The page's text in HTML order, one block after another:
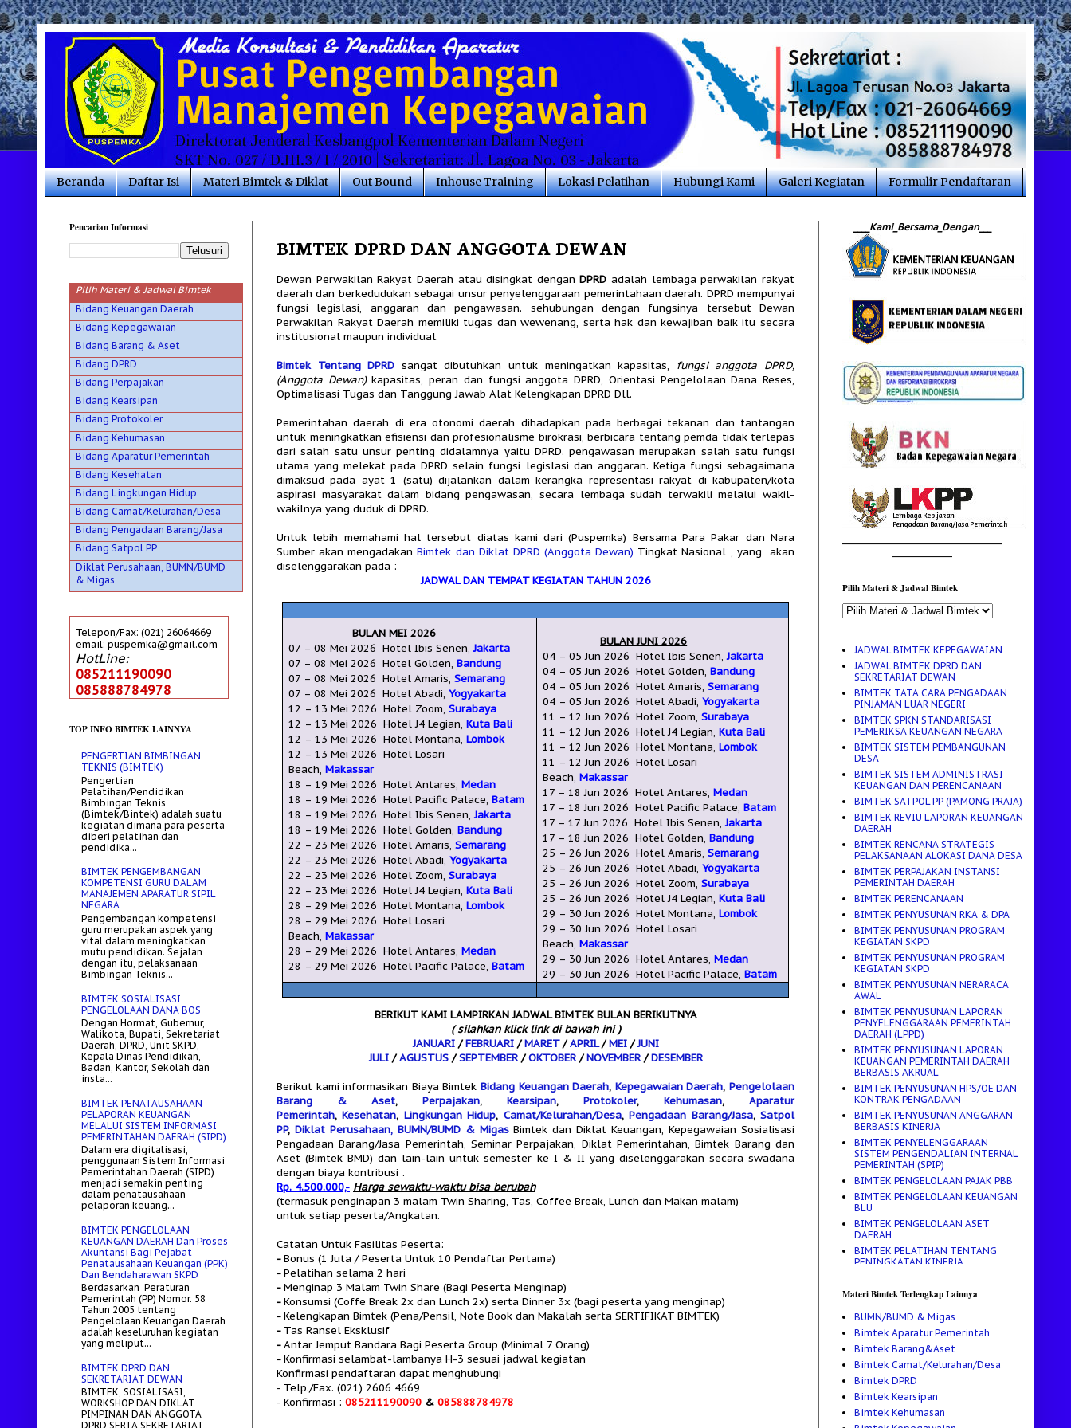
Beranda Daftar Isi Materi Bimtek & Diklat Out Bound Inhouse Training Lokasi Pelatihan Hubungi Kami Galeri Kegiatan Formulir Pendaftaran
BIMTEK DPRD DAN ANGGOTA DEWAN
Dewan Perwakilan Rakyat Daerah atau disingkat denganDPRD adalah lembaga perwakilan rakyat
daerah dan berkedudukan sebagai unsur penyelenggaraan pemerintahaan daerah. DPRD mempunyai
fungsi legislasi, anggaran dan pengawasan. sehubungan dengan fungsinya tersebut Dewan
Perwakilan Rakyat Daerah memiliki tugas dan wewenang, serta hak dan kewajiban baik itu secara
institusional maupun individual.
Bimtek Tentang DPRD sangat dibutuhkan untuk meningatkan kapasitas, fungsi anggota DPRD,
(Anggota Dewan)kapasitas, peran dan fungsi anggota DPRD, Orientasi Pengelolaan Dana Reses,
Optimalisasi Tugas dan Tanggung Jawab Alat Kelengkapan DPRD Dll.
Pemerintahan daerah di era otonomi daerah dihadapkan pada berbagai tekanan dan tantangan
untuk meningkatkan efisiensi dan profesionalisme birokrasi, berbicara tentang pemda tidak terlepas
dari salah satu unsur penting didalamnya yaitu DPRD. pengawasan merupakan salah satu fungsi
utama yang melekat pada DPRD selain fungsi legislasi dan anggaran. Ketiga fungsi sebagaimana
dimaksud pada ayat 1 (satu) dijalankan dalam kerangka representasi rakyat di kabupaten/kota
aspirasi masyarakat dalam bidang pengawasan, secara lembaga sudah terwakili melalui wakil-
wakilnya yang duduk di DPRD.
Untuk lebih memahami hal tersebut diatas kami dari (Puspemka) Bersama Para Pakar dan Nara
Sumber akan mengadakan Bimtek dan Diklat DPRD (Anggota Dewan) Tingkat Nasional , yang akan
diselenggarakan pada :
JADWAL DAN TEMPAT KEGIATAN TAHUN 2026
BULAN MEI 2026
07 –08 Mei 2026Hotel Ibis Senen,Jakarta
07 –08 Mei 2026Hotel Golden,Bandung
07 –08 Mei 2026 Hotel Amaris,Semarang
07 –08 Mei 2026Hotel Abadi,Yogyakarta
12 – 13 Mei 2026Hotel Zoom,Surabaya
12 –13 Mei 2026Hotel J4 Legian,Kuta Bali
12 –13 Mei 2026Hotel Montana,Lombok
12 –13 Mei 2026 Hotel Losari
Beach,Makassar
18 –19 Mei 2026Hotel Antares,Medan
18 –19 Mei 2026 Hotel Pacific Palace,Batam
18 –19 Mei 2026 Hotel Ibis Senen,Jakarta
18 – 19 Mei 2026 Hotel Golden,Bandung
22 – 23 Mei 2026 Hotel Amaris,Semarang
22 –23 Mei 2026 Hotel Abadi,Yogyakarta
22 – 23 Mei 2026 Hotel Zoom,Surabaya
22 –23 Mei 2026 Hotel J4 Legian,Kuta Bali
28 – 29 Mei 2026 HotelMontana,Lombok
28 – 29 Mei 2026 Hotel Losari
Beach,Makassar
28 – 29 Mei 2026 Hotel Antares,Medan
28 – 29 Mei 2026 Hotel Pacific Palace,Batam
BULAN JUNI 2026
04 –05 Jun 2026 Hotel Ibis Senen,Jakarta
04 – 05 Jun 2026 Hotel Golden,Bandung
04 – 05 Jun 2026 Hotel Amaris,Semarang
04 –05 Jun 2026 Hotel Abadi,Yogyakarta
11 –12 Jun 2026 Hotel Zoom,Surabaya
11 –12Jun 2026 Hotel J4 Legian,Kuta Bali
11 –12 Jun 2026 HotelMontana,Lombok
11 –12 Jun 2026 Hotel Losari
Beach,Makassar
17 –18 Jun 2026 Hotel Antares,Medan
17 –18 Jun 2026 Hotel Pacific Palace,Batam
17 –17 Jun 2026 Hotel Ibis Senen,Jakarta
17 – 18 Jun 2026 Hotel Golden,Bandung
25 –26 Jun 2026 Hotel Amaris,Semarang
25 –26 Jun 2026 Hotel Abadi,Yogyakarta
25 –26 Jun 2026 Hotel Zoom,Surabaya
25 –26 Jun 2026 Hotel J4 Legian,Kuta Bali
29 – 30 Jun 2026 HotelMontana,Lombok
29 – 30 Jun 2026 Hotel Losari
Beach,Makassar
29 – 30 Jun 2026 Hotel Antares,Medan
29 – 30 Jun 2026Hotel Pacific Palace,Batam
BERIKUT KAMI LAMPIRKAN JADWAL BIMTEK BULAN BERIKUTNYA
( silahkan klick link di bawah ini )
JANUARI/FEBRUARI/MARET/APRIL/MEI/JUNI
JULI/AGUSTUS/SEPTEMBER/OKTOBER/NOVEMBER/DESEMBER
Berikut kami informasikan Biaya Bimtek Bidang Keuangan Daerah, Kepegawaian Daerah,Pengelolaan
Barang & Aset, Perpajakan, Kearsipan, Protokoler, Kehumasan, Aparatur
Pemerintah,Kesehatan, Lingkungan Hidup, Camat/Kelurahan/Desa,Pengadaan Barang/Jasa,Satpol
PP, Diklat Perusahaan, BUMN/BUMD & MigasBimtek dan Diklat Keuangan, Kepegawaian Sosialisasi
Pengadaan Barang/Jasa Pemerintah, Seminar Perpajakan, Diklat Pemerintahan, Bimtek Barang dan
Aset (Bimtek BMD) dan lain-lain untuk semester ke I & II yang diselenggarakan secara swadana
dengan biaya kontribusi :
Rp. 4.500.000,- Harga sewaktu-waktu bisa berubah
(termasuk penginapan 3 malam Twin Sharing, Tas, Coffee Break, Lunch dan Makan malam)
untuk setiap peserta/Angkatan.
Catatan Untuk Fasilitas Peserta:
-Bonus (1 Juta / Peserta Untuk 10 Pendaftar Pertama)
-Pelatihan selama 2 hari
-Menginap 3 Malam Twin Share (Bagi Peserta Menginap)
-Konsumsi (Coffe Break 2x dan Lunch 2x) serta Dinner 3x (bagi peserta yang menginap)
-Kelengkapan Bimtek (Pena/Pensil, Note Book dan Makalah serta SERTIFIKAT BIMTEK)
- Tas Ransel Eksklusif
-Antar Jemput Bandara Bagi Peserta Group (Minimal 7 Orang)
-Konfirmasi selambat-lambanya H-3 sesuai jadwal kegiatan
Konfirmasi pendaftaran dapat menghubungi
- Telp./Fax. (021) 2606 4669
- Konfirmasi : 085211190090 & 085888784978
Pencarian Informasi
Pilih Materi & Jadwal Bimtek
Bidang Keuangan Daerah
Bidang Kepegawaian
Bidang Barang & Aset
Bidang DPRD
Bidang Perpajakan
Bidang Kearsipan
Bidang Protokoler
Bidang Kehumasan
Bidang Aparatur Pemerintah
Bidang Kesehatan
Bidang Lingkungan Hidup
Bidang Camat/Kelurahan/Desa
Bidang Pengadaan Barang/Jasa
Bidang Satpol PP
Diklat Perusahaan, BUMN/BUMD
& Migas
Telepon/Fax: (021) 26064669
email: puspemka@gmail.com
HotLine:
085211190090
085888784978
TOP INFO BIMTEK LAINNYA
PENGERTIAN BIMBINGAN
TEKNIS (BIMTEK)
Pengertian
Pelatihan/Pendidikan
Bimbingan Teknis
(Bimtek/Bintek) adalah suatu
kegiatan dimana para peserta
diberi pelatihan dan
pendidika...
BIMTEK PENGEMBANGAN
KOMPETENSI GURU DALAM
MANAJEMEN APARATUR SIPIL
NEGARA
Pengembangan kompetensi
guru merupakan aspek yang
vital dalam meningkatkan
mutu pendidikan. Sejalan
dengan itu, pelaksanaan
Bimbingan Teknis...
BIMTEK SOSIALISASI
PENGELOLAAN DANA BOS
Dengan Hormat, Gubernur,
Walikota, Bupati, Sekretariat
Daerah, DPRD, Unit SKPD,
Kepala Dinas Pendidikan,
Badan, Kantor, Sekolah dan
insta...
BIMTEK PENATAUSAHAAN
PELAPORAN KEUANGAN
MELALUI SISTEM INFORMASI
PEMERINTAHAN DAERAH (SIPD)
Dalam era digitalisasi,
penggunaan Sistem Informasi
Pemerintahan Daerah (SIPD)
menjadi semakin penting
dalam penatausahaan
pelaporan keuang...
BIMTEK PENGELOLAAN
KEUANGAN DAERAH Dan Proses
Akuntansi Bagi Pejabat
Penatausahaan Keuangan (PPK)
Dan Bendaharawan SKPD
Berdasarkan Peraturan
Pemerintah (PP) Nomor. 58
Tahun 2005 tentang
Pengelolaan Keuangan Daerah
adalah keseluruhan kegiatan
yang meliput...
BIMTEK DPRD DAN
SEKRETARIAT DEWAN
BIMTEK, SOSIALISASI,
WORKSHOP DAN DIKLAT
PIMPINAN DAN ANGGOTA
DPRD SERTA SEKRETARIAT
Kami_Bersama_Dengan___
Pilih Materi & Jadwal Bimtek
JADWAL BIMTEK KEPEGAWAIAN
JADWAL BIMTEK DPRD DAN
SEKRETARIAT DEWAN
BIMTEK TATA CARA PENGADAAN
PINJAMAN LUAR NEGERI
BIMTEK SPKN STANDARISASI
PEMERIKSA KEUANGAN NEGARA
BIMTEK SISTEM PEMBANGUNAN
DESA
BIMTEK SISTEM ADMINISTRASI
KEUANGAN DAN PERENCANAAN
BIMTEK SATPOL PP (PAMONG PRAJA)
BIMTEK REVIU LAPORAN KEUANGAN
DAERAH
BIMTEK RENCANA STRATEGIS
PELAKSANAAN ALOKASI DANA DESA
BIMTEK PERPAJAKAN INSTANSI
PEMERINTAH DAERAH
BIMTEK PERENCANAAN
BIMTEK PENYUSUNAN RKA & DPA
BIMTEK PENYUSUNAN PROGRAM
KEGIATAN SKPD
BIMTEK PENYUSUNAN PROGRAM
KEGIATAN SKPD
BIMTEK PENYUSUNAN NERARACA
AWAL
BIMTEK PENYUSUNAN LAPORAN
PENYELENGGARAAN PEMERINTAH
DAERAH (LPPD)
BIMTEK PENYUSUNAN LAPORAN
KEUANGAN PEMERINTAH DAERAH
BERBASIS AKRUAL
BIMTEK PENYUSUNAN HPS/OE DAN
KONTRAK PENGADAAN
BIMTEK PENYUSUNAN ANGGARAN
BERBASIS KINERJA
BIMTEK PENYELENGGARAAN
SISTEM PENGENDALIAN INTERNAL
PEMERINTAH (SPIP)
BIMTEK PENGELOLAAN PAJAK PBB
BIMTEK PENGELOLAAN KEUANGAN
BLU
BIMTEK PENGELOLAAN ASET
DAERAH
BIMTEK PELATIHAN TENTANG
PENINGKATAN KINERJA,
BIMTEK PELATIHAN PENGELOLAAN
KEUANGAN DAERAH
BIMTEK PELATIHAN MANAJEMEN
PENGELOLAAN ARSIP
BIMTEK PEDOMAN PENYUSUNAN
APBD TAHUN ANGGARAN 2017
BIMTEK PEDOMAN PENGADAAN
ALKES DAN OBAT
BIMTEK MANAJEMEN
KEPROTOKOLAN DAN MASTER OF
Materi Bimtek Terlengkap Lainnya
BUMN/BUMD & Migas
Bimtek Aparatur Pemerintah
Bimtek Barang&Aset
Bimtek Camat/Kelurahan/Desa
Bimtek DPRD
Bimtek Kearsipan
Bimtek Kehumasan